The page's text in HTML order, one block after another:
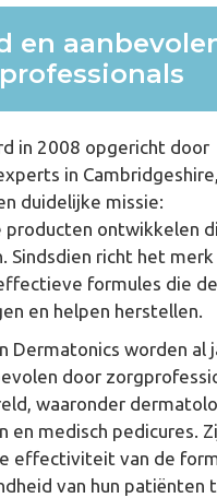
en
in 2008 opgericht door
in Cambridgeshire,
duidelijke missie:
producten ontwikkelen
Sindsdien richt het merk
formules die
en helpen herstellen.
Dermatonics worden al
door
waaronder
en medisch pedicures.
effectiviteit van de
van hun patiënten